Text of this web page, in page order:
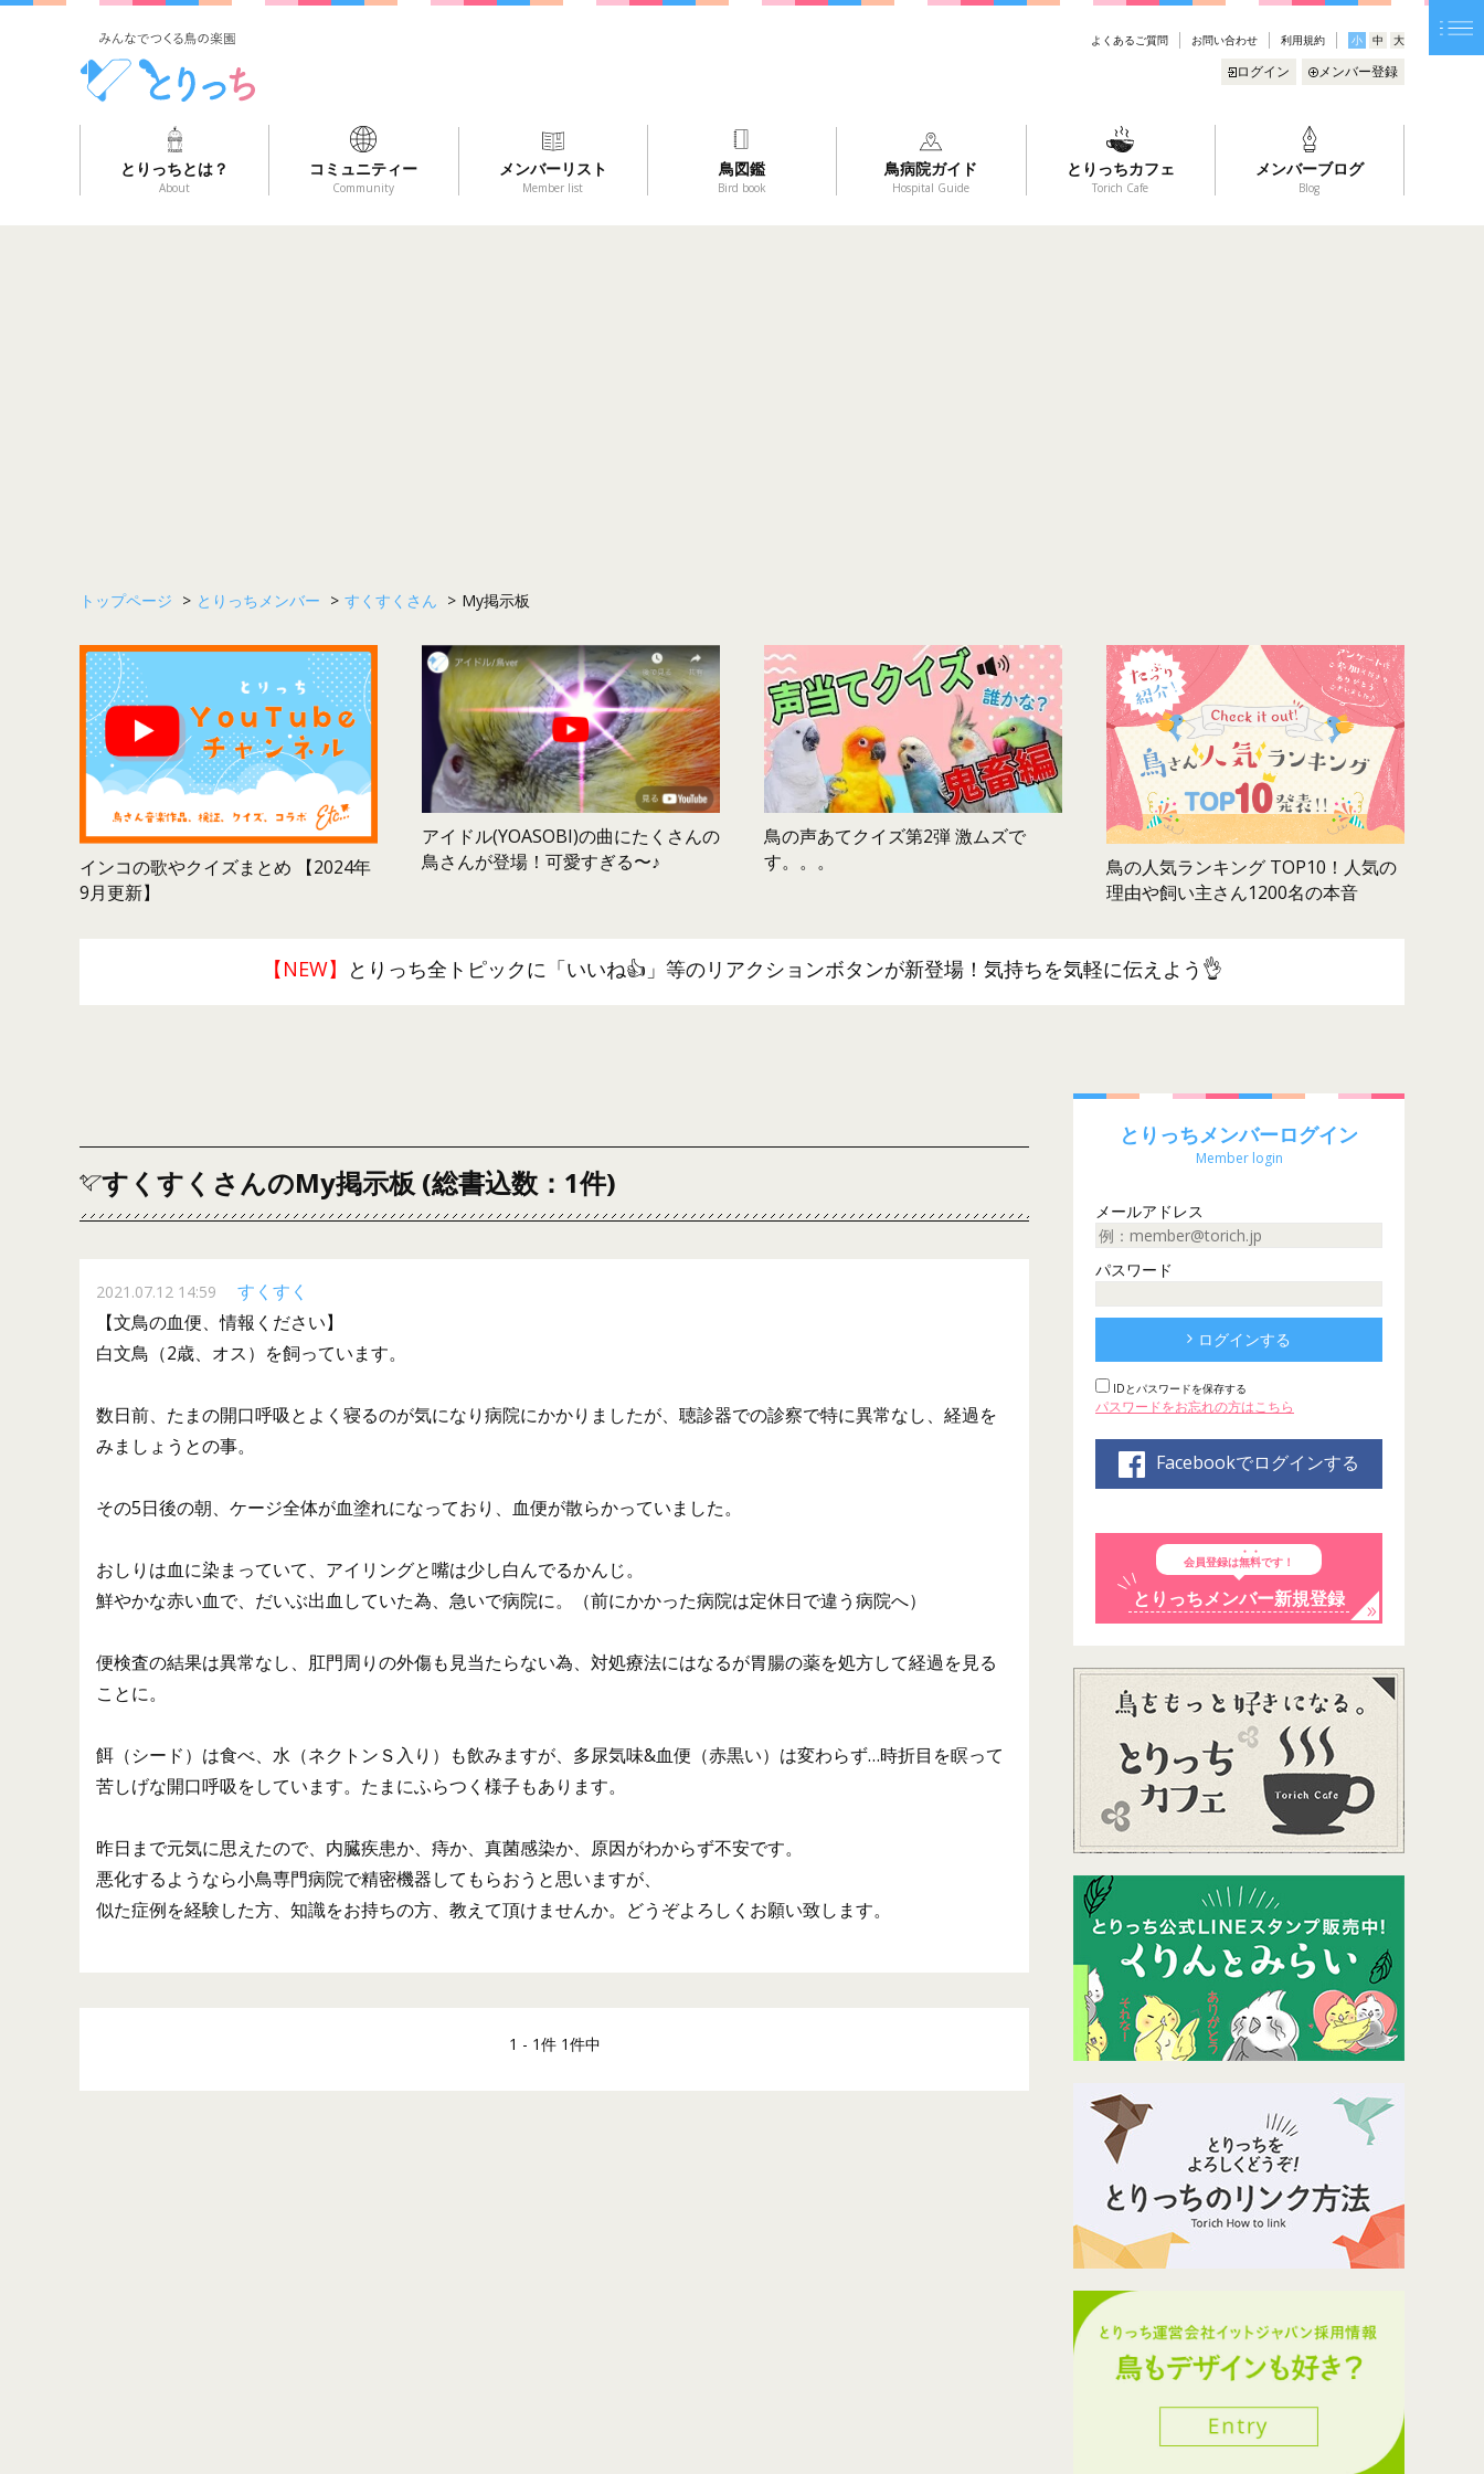
よくあるご質問 お問い合わせ 利用規約 小 中 大
ログイン メンバー登録
とりっちとは？
About
コミュニティー
Community
メンバーリスト
Member list
鳥図鑑
Bird book
鳥病院ガイド
Hospital Guide
とりっちカフェ
Torich Cafe
メンバーブログ
Blog
トップページ > とりっちメンバー > すくすくさん > My掲示板
インコの歌やクイズまとめ 【2024年
9月更新】
アイドル(YOASOBI)の曲にたくさんの
鳥さんが登場！可愛すぎる〜♪
鳥の声あてクイズ第2弾 激ムズで
す。。。
鳥の人気ランキング TOP10！人気の
理由や飼い主さん1200名の本音
【NEW】 とりっち全トピックに「いいね👍」等のリアクションボタンが新登場！気持ちを気軽に伝えよう👌
すくすくさんのMy掲示板 (総書込数：1件)
2021.07.12 14:59
すくすく
【文鳥の血便、情報ください】
白文鳥（2歳、オス）を飼っています。
数日前、たまの開口呼吸とよく寝るのが気になり病院にかかりましたが、聴診器での診察で特に異常なし、経過を
みましょうとの事。
その5日後の朝、ケージ全体が血塗れになっており、血便が散らかっていました。
おしりは血に染まっていて、アイリングと嘴は少し白んでるかんじ。
鮮やかな赤い血で、だいぶ出血していた為、急いで病院に。（前にかかった病院は定休日で違う病院へ）
便検査の結果は異常なし、肛門周りの外傷も見当たらない為、対処療法にはなるが胃腸の薬を処方して経過を見る
ことに。
餌（シード）は食べ、水（ネクトンＳ入り）も飲みますが、多尿気味&血便（赤黒い）は変わらず…時折目を瞑って
苦しげな開口呼吸をしています。たまにふらつく様子もあります。
昨日まで元気に思えたので、内臓疾患か、痔か、真菌感染か、原因がわからず不安です。
悪化するようなら小鳥専門病院で精密機器してもらおうと思いますが、
似た症例を経験した方、知識をお持ちの方、教えて頂けませんか。どうぞよろしくお願い致します。
1 - 1件 1件中
とりっちメンバーログイン
Member login
メールアドレス
パスワード
ログインする
IDとパスワードを保存する
パスワードをお忘れの方はこちら
Facebookでログインする
会員登録は無料です！
とりっちメンバー新規登録